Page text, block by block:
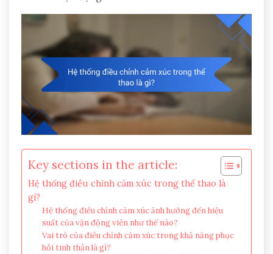
Key sections in the article:
Hệ thống điều chỉnh cảm xúc trong thể thao là
gì?
Hệ thống điều chỉnh cảm xúc ảnh hưởng đến hiệu
suất của vận động viên như thế nào?
Vai trò của điều chỉnh cảm xúc trong khả năng phục
hồi tinh thần là gì?